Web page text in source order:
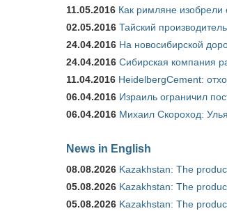
11.05.2016 Как римляне
02.05.2016 Тайский
24.04.2016 На новосибирской
24.04.2016 Сибирская компания
11.04.2016 HeidelbergCement:
06.04.2016 Израиль ограничил
06.04.2016 Михаил Скороход:
News in English
08.08.2026 Kazakhstan: The
05.08.2026 Kazakhstan: The
05.08.2026 Kazakhstan: The